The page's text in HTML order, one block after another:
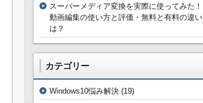
スーパーメディア変換を実際に使ってみた！
動画編集の使い方と評価・無料と有料の違い
は？
カテゴリー
Windows10悩み解決 (19)